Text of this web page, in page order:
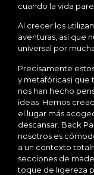
cuando la vida
Al crecer los
aventuras, así que
universal por
Precisamente
y metafóricas) que
nos han hecho
ideas Hemos
el lugar más
descansar. Back
nosotros es
a un contexto
secciones de
toque de ligereza